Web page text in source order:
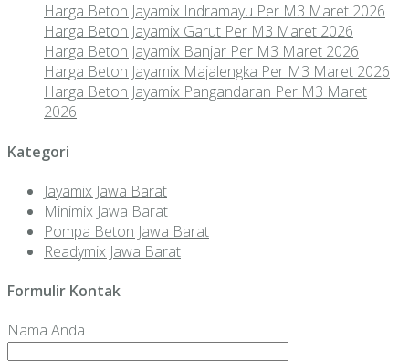
Harga Beton Jayamix Indramayu Per M3 Maret 2026
Harga Beton Jayamix Garut Per M3 Maret 2026
Harga Beton Jayamix Banjar Per M3 Maret 2026
Harga Beton Jayamix Majalengka Per M3 Maret 2026
Harga Beton Jayamix Pangandaran Per M3 Maret
2026
Kategori
Jayamix Jawa Barat
Minimix Jawa Barat
Pompa Beton Jawa Barat
Readymix Jawa Barat
Formulir Kontak
Nama Anda